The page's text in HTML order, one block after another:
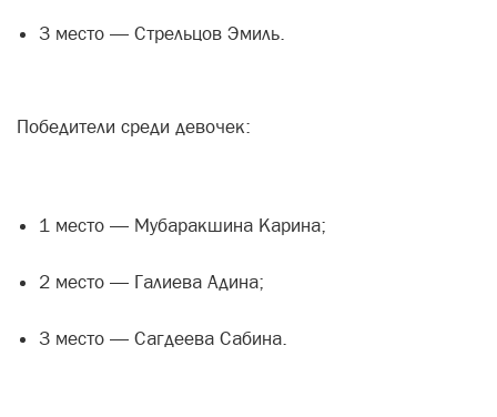
3 место — Стрельцов Эмиль.
Победители среди девочек:
1 место — Мубаракшина Карина;
2 место — Галиева Адина;
3 место — Сагдеева Сабина.